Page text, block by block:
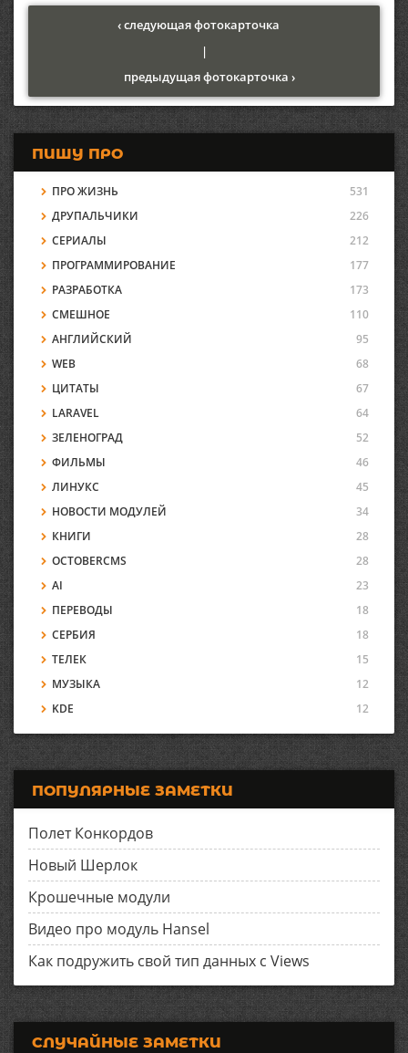
‹ следующая фотокарточка
|
предыдущая фотокарточка ›
ПИШУ ПРО
ПРО ЖИЗНЬ
531
ДРУПАЛЬЧИКИ
226
СЕРИАЛЫ
212
ПРОГРАММИРОВАНИЕ
177
РАЗРАБОТКА
173
СМЕШНОЕ
110
АНГЛИЙСКИЙ
95
WEB
68
ЦИТАТЫ
67
LARAVEL
64
ЗЕЛЕНОГРАД
52
ФИЛЬМЫ
46
ЛИНУКС
45
НОВОСТИ МОДУЛЕЙ
34
КНИГИ
28
OCTOBERCMS
28
AI
23
ПЕРЕВОДЫ
18
СЕРБИЯ
18
ТЕЛЕК
15
МУЗЫКА
12
KDE
12
ПОПУЛЯРНЫЕ ЗАМЕТКИ
Полет Конкордов
Новый Шерлок
Крошечные модули
Видео про модуль Hansel
Как подружить свой тип данных с Views
СЛУЧАЙНЫЕ ЗАМЕТКИ